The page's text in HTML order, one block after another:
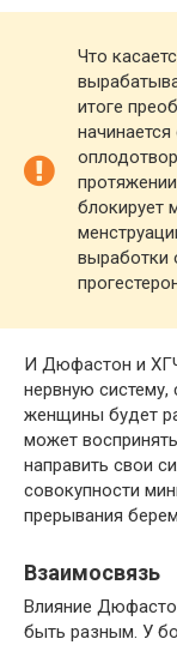
Что
итоге
блокирует
выработки
И Дюфастон и
нервную систему,
женщины будет
может
направить свои
совокупности
прерывания
Взаимосвязь
Влияние
быть разным. У